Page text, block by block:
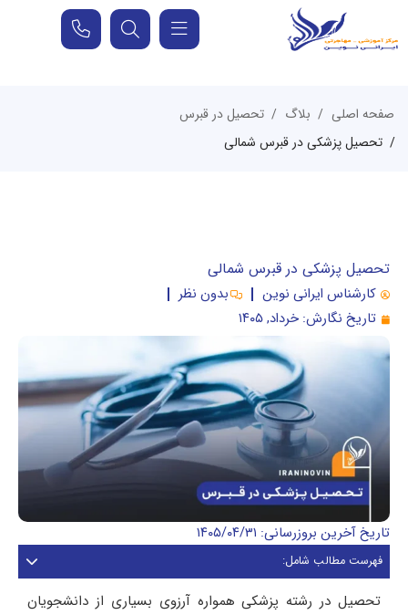
صفحه اصلی بلاگ
تحصیل در قبرس
تحصیل پزشکی در قبرس شمالی
تحصیل پزشکی در قبرس شمالی
کارشناس ایرانی نوین
بدون نظر
تاریخ نگارش: خرداد, ۱۴۰۵
تاریخ آخرین بروزرسانی: ۱۴۰۵/۰۴/۳۱
فهرست مطالب شامل:
تحصیل در رشته پزشکی همواره آرزوی بسیاری از دانشجویان